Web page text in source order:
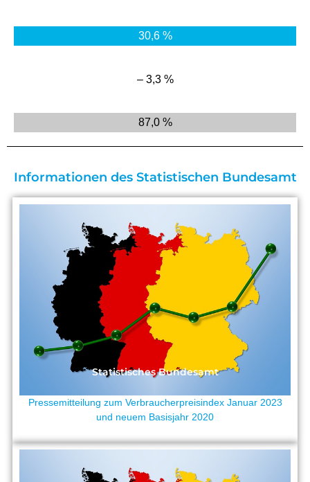
30,6 %
– 3,3 %
87,0 %
Informationen des Statistischen Bundesamt
Statistisches Bundesamt
Pressemitteilung zum Verbraucherpreisindex Januar 2023
und neuem Basisjahr 2020